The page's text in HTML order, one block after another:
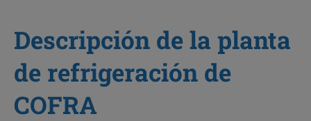
Descripción de la planta
de refrigeración de
COFRA